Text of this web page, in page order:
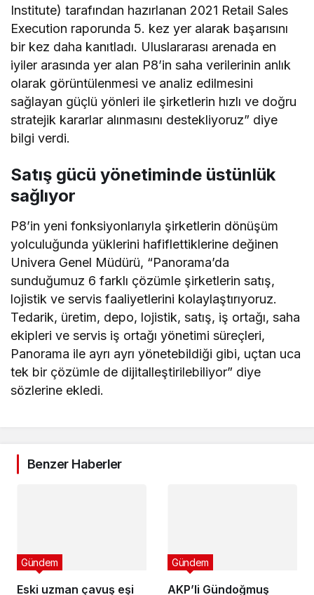
Institute) tarafından hazırlanan 2021 Retail Sales
Execution raporunda 5. kez yer alarak başarısını
bir kez daha kanıtladı. Uluslararası arenada en
iyiler arasında yer alan P8’in saha verilerinin anlık
olarak görüntülenmesi ve analiz edilmesini
sağlayan güçlü yönleri ile şirketlerin hızlı ve doğru
stratejik kararlar alınmasını destekliyoruz” diye
bilgi verdi.
Satış gücü yönetiminde üstünlük
sağlıyor
P8’in yeni fonksiyonlarıyla şirketlerin dönüşüm
yolculuğunda yüklerini hafiflettiklerine değinen
Univera Genel Müdürü, “Panorama’da
sunduğumuz 6 farklı çözümle şirketlerin satış,
lojistik ve servis faaliyetlerini kolaylaştırıyoruz.
Tedarik, üretim, depo, lojistik, satış, iş ortağı, saha
ekipleri ve servis iş ortağı yönetimi süreçleri,
Panorama ile ayrı ayrı yönetebildiği gibi, uçtan uca
tek bir çözümle de dijitalleştirilebiliyor” diye
sözlerine ekledi.
Benzer Haberler
Eski uzman çavuş eşi
Gündem
AKP’li Gündoğmuş
Gündem